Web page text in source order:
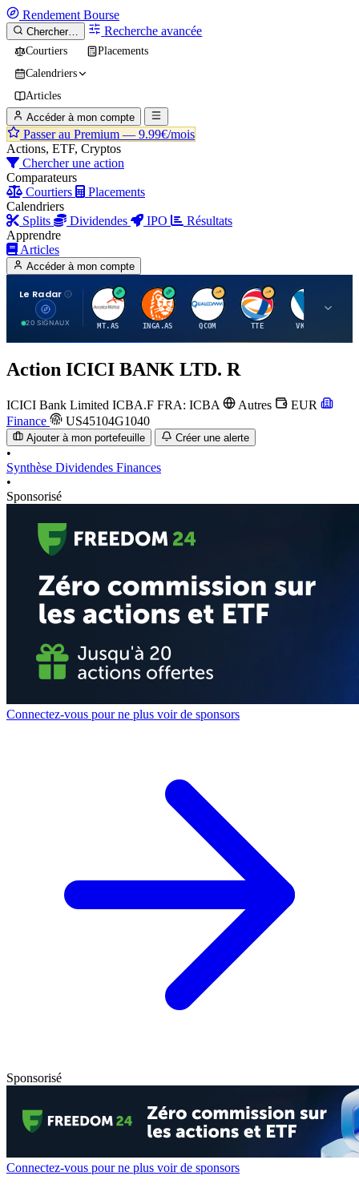
Rendement Bourse
Chercher… Recherche avancée
Courtiers
Placements
Calendriers
Articles
Accéder à mon compte
Passer au Premium — 9.99€/mois
Actions, ETF, Cryptos
Chercher une action
Comparateurs
Courtiers
Placements
Calendriers
Splits
Dividendes IPO
Résultats
Apprendre
Articles
Accéder à mon compte
Le Radar
20 SIGNAUX
A
MT.AS
I
INGA.AS
Q
QCOM
T
TTE VK.PA
Action ICICI BANK LTD. R
ICICI Bank Limited ICBA.F FRA: ICBA Autres
EUR
Finance
US45104G1040
Ajouter à mon portefeuille Créer une alerte
•
Synthèse Dividendes Finances
•
Sponsorisé
Connectez-vous pour ne plus voir de sponsors
Sponsorisé
Connectez-vous pour ne plus voir de sponsors